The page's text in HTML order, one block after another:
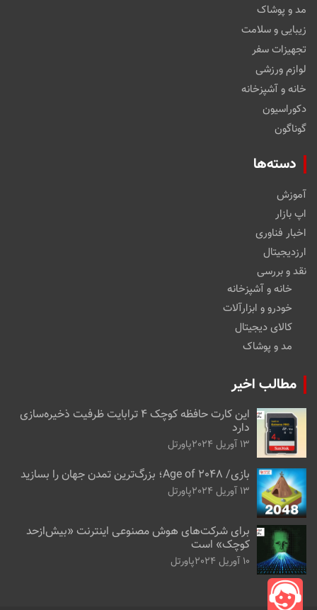
مد و پوشاک
زیبایی و سلامت
تجهیزات سفر
لوازم ورزشی
خانه و آشپزخانه
دکوراسیون
گوناگون
دسته‌ها
آموزش
اپ بازار
اخبار فناوری
ارزدیجیتال
نقد و بررسی
خانه و آشپزخانه
خودرو و ابزارآلات
کالای دیجیتال
مد و پوشاک
مطالب اخیر
این کارت حافظه کوچک ۴ ترابایت ظرفیت ذخیره‌سازی
دارد
13 آوریل 2024 پاورتل
بازی/ Age of 2048؛ بزرگ‌ترین تمدن جهان را بسازید
13 آوریل 2024 پاورتل
برای شرکت‌های هوش مصنوعی اینترنت «بیش‌از‌حد
کوچک» است
10 آوریل 2024 پاورتل